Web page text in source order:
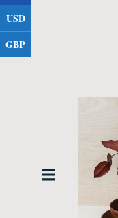
USD
GBP